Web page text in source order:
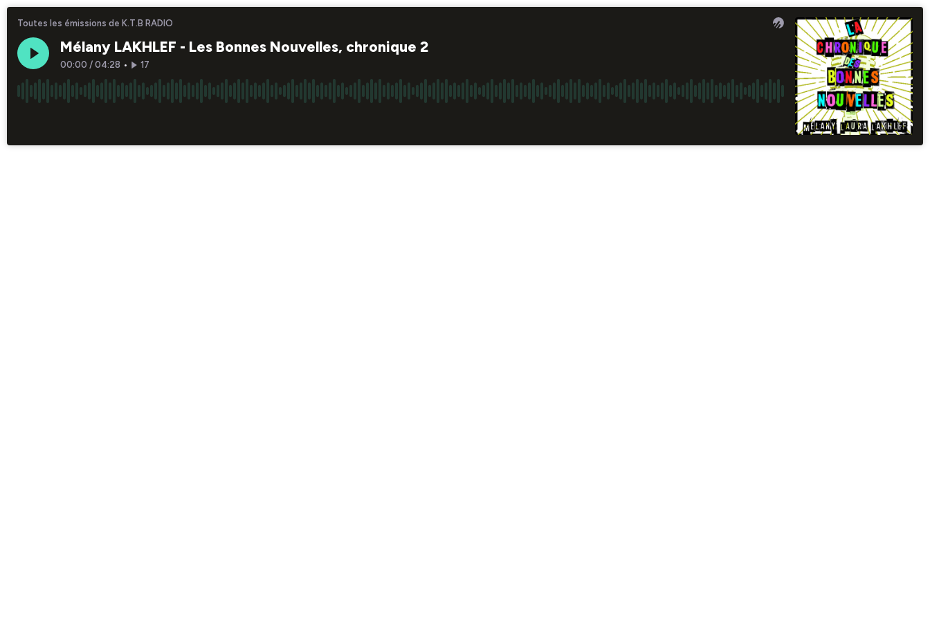
Toutes les émissions de K.T.B RADIO
Mélany LAKHLEF - Les Bonnes Nouvelles, chronique 2
00:00 /04:28 • 17